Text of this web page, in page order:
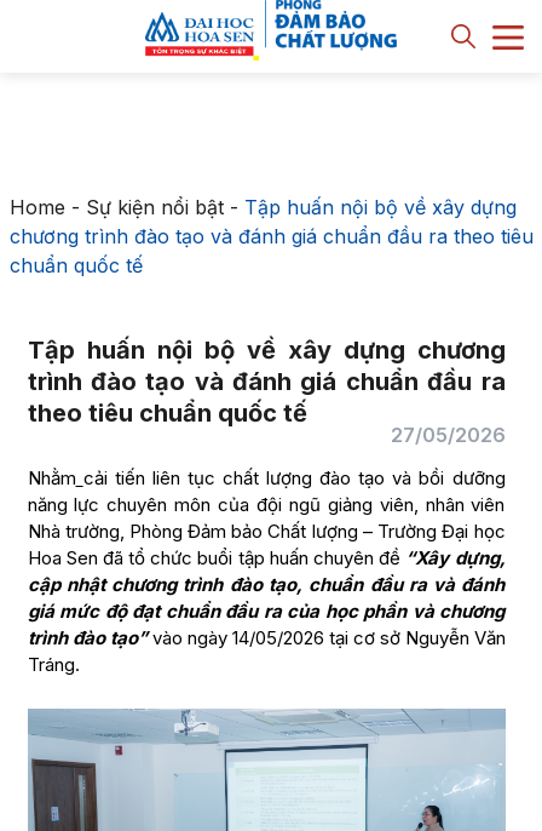
Home - Sự kiện nổi bật- Tập huấn nội bộ về xây dựng
chương trình đào tạo và đánh giá chuẩn đầu ra theo tiêu
chuẩn quốc tế
Tập huấn nội bộ về xây dựng chương
trình đào tạo và đánh giá chuẩn đầu ra
theo tiêu chuẩn quốc tế
27/05/2026
Nhằm cải tiến liên tục chất lượng đào tạo và bồi dưỡng
năng lực chuyên môn của đội ngũ giảng viên, nhân viên
Nhà trường, Phòng Đảm bảo Chất lượng – Trường Đại học
Hoa Sen đã tổ chức buổi tập huấn chuyên đề “Xây dựng,
cập nhật chương trình đào tạo, chuẩn đầu ra và đánh
giá mức độ đạt chuẩn đầu ra của học phần và chương
trình đào tạo”vào ngày 14/05/2026 tại cơ sở Nguyễn Văn
Tráng.